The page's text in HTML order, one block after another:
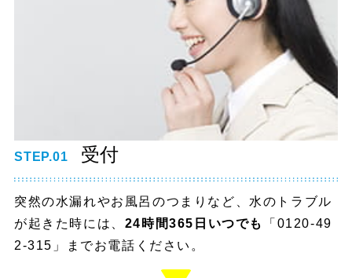
STEP.01 受付
突然の水漏れやお風呂のつまりなど、水のトラブル
が起きた時には、 24時間365日いつでも
「0120-49
2-315」までお電話ください。